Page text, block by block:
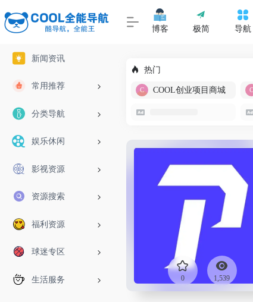
新闻资讯
常用推荐
分类导航
娱乐休闲
影视资源
资源搜索
福利资源
球迷专区
生活服务
博客 极简
导航
热门
COOL创业项目商城
0 1,539